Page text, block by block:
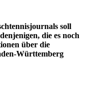
soll
die es noch
über die
Württemberg